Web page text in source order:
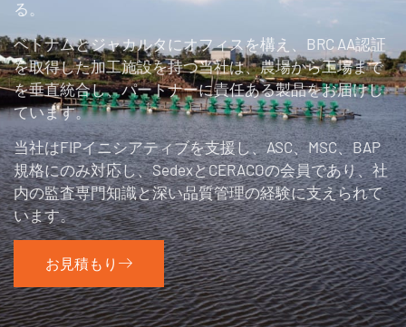
る。
ベトナムとジャカルタにオフィスを構え、BRC AA認証
を取得した加工施設を持つ当社は、農場から工場まで
を垂直統合し、パートナーに責任ある製品をお届けし
ています。
当社はFIPイニシアティブを支援し、ASC、MSC、BAP
規格にのみ対応し、SedexとCERACOの会員であり、社
内の監査専門知識と深い品質管理の経験に支えられて
います。
お見積もり